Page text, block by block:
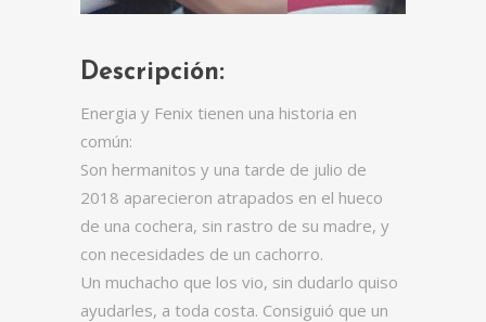
Descripción:
Energia y Fenix tienen una historia en
común:
Son hermanitos y una tarde de julio de
2018 aparecieron atrapados en el hueco
de una cochera, sin rastro de su madre, y
con necesidades de un cachorro.
Un muchacho que los vio, sin dudarlo quiso
ayudarles, a toda costa. Consiguió que un